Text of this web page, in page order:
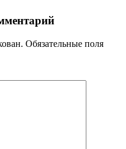
Обязательные поля